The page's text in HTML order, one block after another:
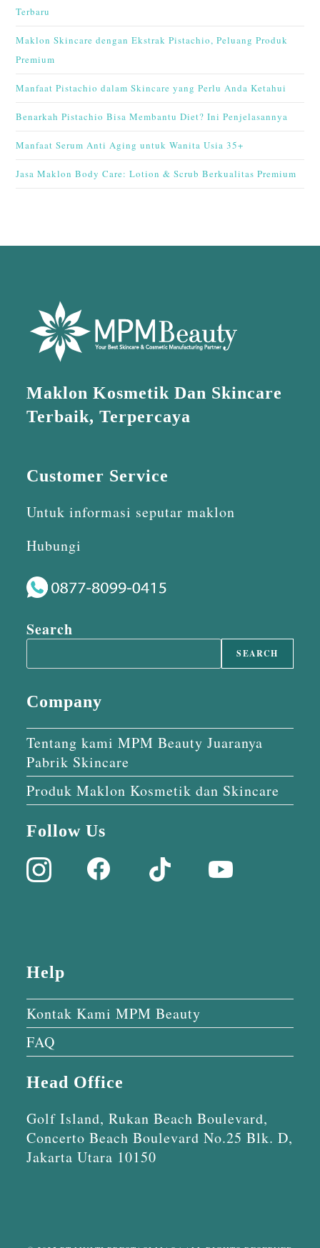
Terbaru
Maklon Skincare dengan Ekstrak Pistachio, Peluang Produk
Premium
Manfaat Pistachio dalam Skincare yang Perlu Anda Ketahui
Benarkah Pistachio Bisa Membantu Diet? Ini Penjelasannya
Manfaat Serum Anti Aging untuk Wanita Usia 35+
Jasa Maklon Body Care: Lotion & Scrub Berkualitas Premium
Maklon Kosmetik Dan Skincare
Terbaik, Terpercaya
Customer Service
Untuk informasi seputar maklon
Hubungi
Search
SEARCH
Company
Tentang kami MPM Beauty Juaranya
Pabrik Skincare
Produk Maklon Kosmetik dan Skincare
Follow Us
Help
Kontak Kami MPM Beauty
FAQ
Head Office
Golf Island, Rukan Beach Boulevard,
Concerto Beach Boulevard No.25 Blk. D,
Jakarta Utara 10150